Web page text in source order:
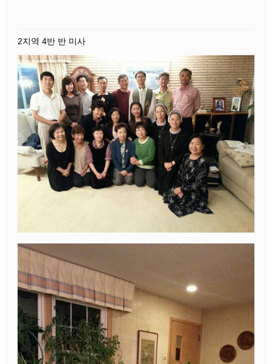
2지역 4반 반 미사